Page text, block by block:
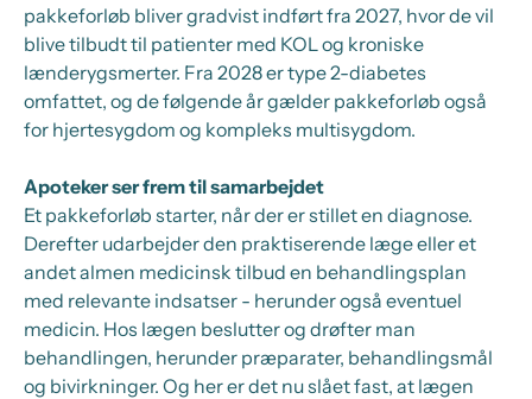
pakkeforløb bliver gradvist indført fra 2027, hvor de vil
blive tilbudt til patienter med KOL og kroniske
lænderygsmerter. Fra 2028 er type 2-diabetes
omfattet, og de følgende år gælder pakkeforløb også
for hjertesygdom og kompleks multisygdom.
Apoteker ser frem til samarbejdet
Et pakkeforløb starter, når der er stillet en diagnose.
Derefter udarbejder den praktiserende læge eller et
andet almen medicinsk tilbud en behandlingsplan
med relevante indsatser - herunder også eventuel
medicin. Hos lægen beslutter og drøfter man
behandlingen, herunder præparater, behandlingsmål
og bivirkninger. Og her er det nu slået fast, at lægen